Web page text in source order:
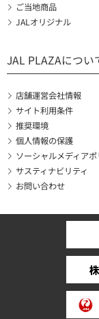
ご当地商品
JALオリジナル
JAL PLAZAについ
店舗運営会社情報
サイト利用条件
推奨環境
個人情報の保護
ソーシャルメディア
サスティナビリティ
お問い合わせ